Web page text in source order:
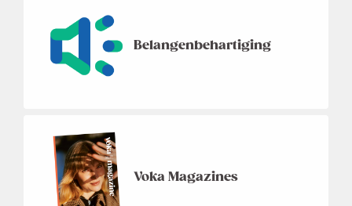
Belangenbehartiging
Voka Magazines